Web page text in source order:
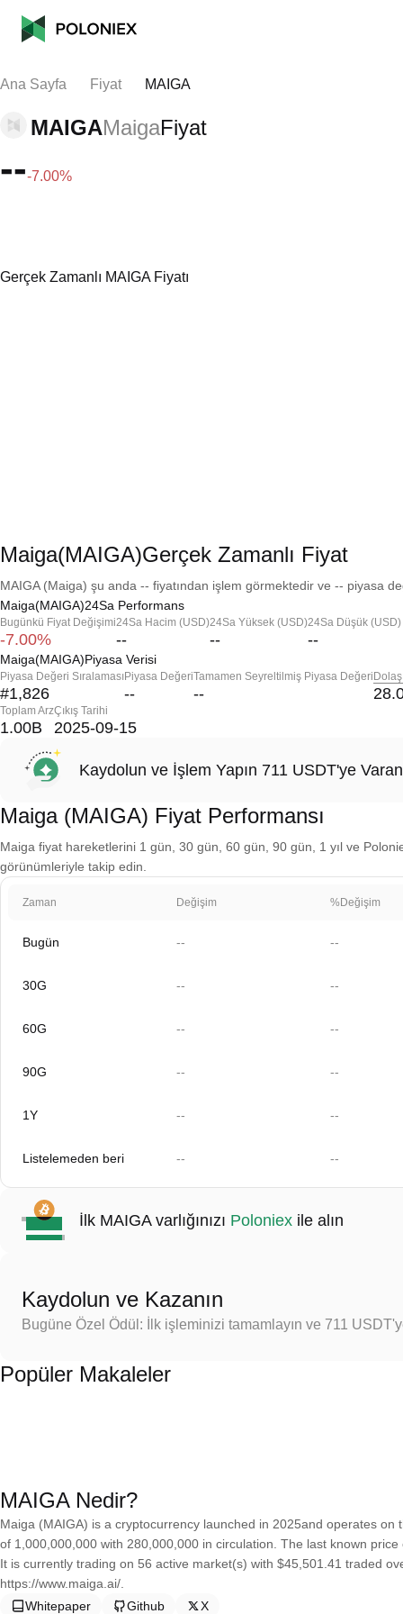
Ana Sayfa Fiyat MAIGA
MAIGAMaigaFiyat
---7.00%
Gerçek Zamanlı MAIGA Fiyatı
Maiga(MAIGA)Gerçek Zamanlı Fiyat
MAIGA (Maiga) şu anda -- fiyatından işlem görmektedir ve -- piyasa
Maiga(MAIGA)24Sa Performans
Bugünkü Fiyat Değişimi
-7.00%
24Sa Hacim (USD)
--
24Sa Yüksek (USD)
--
24Sa Düşük (USD)
--
Maiga(MAIGA)Piyasa Verisi
Piyasa Değeri Sıralaması
#1,826
Piyasa Değeri
--
Tamamen Seyreltilmiş Piyasa Değeri
--
Toplam Arz
1.00B
Çıkış Tarihi
2025-09-15
Kaydolun ve İşlem Yapın 711 USDT'ye
Maiga (MAIGA) Fiyat Performansı
Maiga fiyat hareketlerini 1 gün, 30 gün, 60 gün, 90 gün, 1 yıl ve
görünümleriyle takip edin.
Zaman Değişim %Değişim
Bugün -- --
30G -- --
60G -- --
90G -- --
1Y -- --
Listelemeden beri -- --
İlk MAIGA varlığınızı Poloniex ile alın
Kaydolun ve Kazanın
Bugüne Özel Ödül: İlk işleminizi tamamlayın ve 711
Popüler Makaleler
MAIGA Nedir?
Maiga (MAIGA) is a cryptocurrency launched in 2025and operates
of 1,000,000,000 with 280,000,000 in circulation. The last known
It is currently trading on 56 active market(s) with $45,501.41 traded
https://www.maiga.ai/.
Whitepaper
Github X